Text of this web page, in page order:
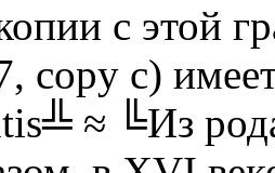
с этой
copy c)
≈ ╚Из